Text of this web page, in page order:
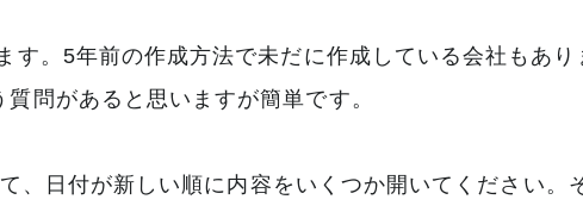
す。5年前の作成方法で未だに作成している会社もあ
問があると思いますが簡単です。
、日付が新しい順に内容をいくつか開いてください。